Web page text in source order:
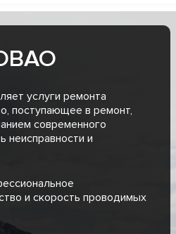
услуги ремонта
поступающее в ремонт,
современного
неисправности и
и скорость проводимых